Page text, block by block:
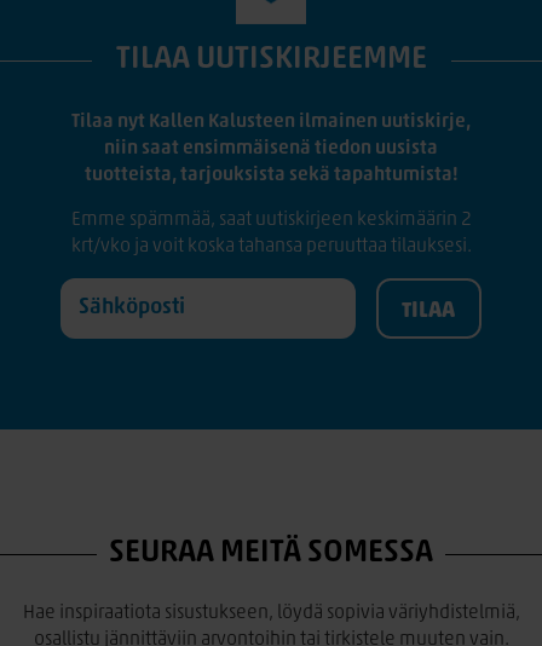
TILAA UUTISKIRJEEMME
Tilaa nyt Kallen Kalusteen ilmainen uutiskirje,
niin saat ensimmäisenä tiedon uusista
tuotteista, tarjouksista sekä tapahtumista!
Emme spämmää, saat uutiskirjeen keskimäärin 2
krt/vko ja voit koska tahansa peruuttaa tilauksesi.
SEURAA MEITÄ SOMESSA
Hae inspiraatiota sisustukseen, löydä sopivia väriyhdistelmiä,
osallistu jännittäviin arvontoihin tai tirkistele muuten vain.